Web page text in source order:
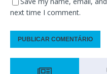
next time I comment.